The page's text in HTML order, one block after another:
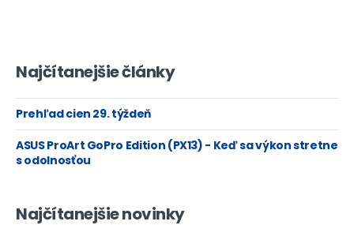
Najčítanejšie články
Prehľad cien 29. týždeň
ASUS ProArt GoPro Edition (PX13) - Keď sa výkon stretne
s odolnosťou
Najčítanejšie novinky